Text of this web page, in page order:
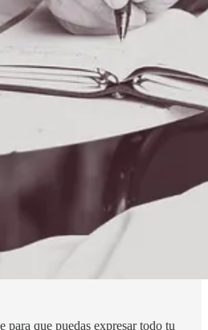
para que puedas expresar todo tu